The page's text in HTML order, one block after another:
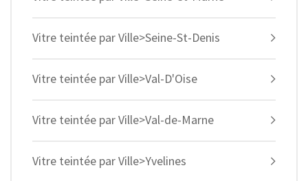
Vitre teintée par Ville>Seine-St-Denis
Vitre teintée par Ville>Val-D'Oise
Vitre teintée par Ville>Val-de-Marne
Vitre teintée par Ville>Yvelines